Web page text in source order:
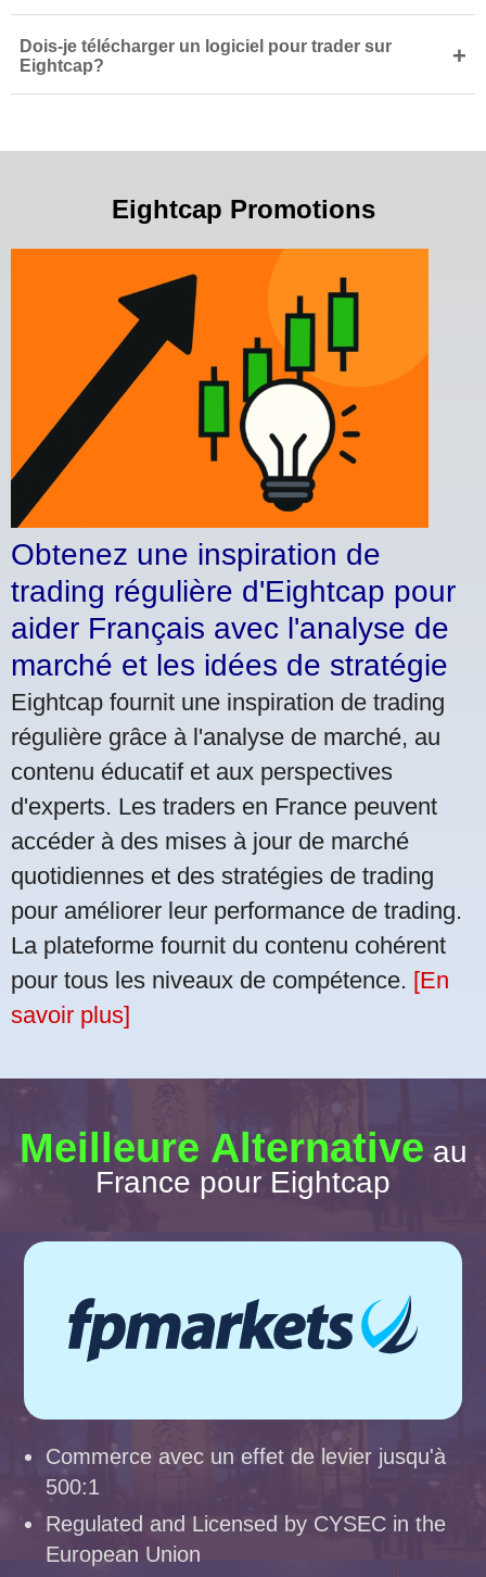
Dois-je télécharger un logiciel pour trader sur
Eightcap?
+
Eightcap Promotions
Obtenez une inspiration de
trading régulière d'Eightcap pour
aider Français avec l'analyse de
marché et les idées de stratégie
Eightcap fournit une inspiration de trading
régulière grâce à l'analyse de marché, au
contenu éducatif et aux perspectives
d'experts. Les traders en France peuvent
accéder à des mises à jour de marché
quotidiennes et des stratégies de trading
pour améliorer leur performance de trading.
La plateforme fournit du contenu cohérent
pour tous les niveaux de compétence. [En
savoir plus]
Meilleure Alternative au
France pour Eightcap
Commerce avec un effet de levier jusqu'à
500:1
Regulated and Licensed by CYSEC in the
European Union